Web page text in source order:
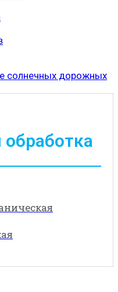
солнечных дорожных